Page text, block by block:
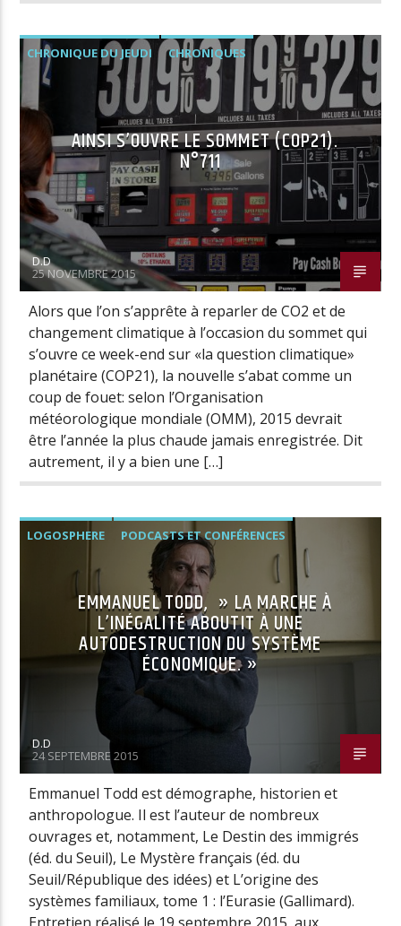
CHRONIQUE DU JEUDI CHRONIQUES
AINSI S’OUVRE LE SOMMET (COP21).
N°711
D.D
25 NOVEMBRE 2015
Alors que l’on s’apprête à reparler de CO2 et de
changement climatique à l’occasion du sommet qui
s’ouvre ce week-end sur «la question climatique»
planétaire (COP21), la nouvelle s’abat comme un
coup de fouet: selon l’Organisation
météorologique mondiale (OMM), 2015 devrait
être l’année la plus chaude jamais enregistrée. Dit
autrement, il y a bien une […]
LOGOSPHERE PODCASTS ET CONFÉRENCES
EMMANUEL TODD, » LA MARCHE À
L’INÉGALITÉ ABOUTIT À UNE
AUTODESTRUCTION DU SYSTÈME
ÉCONOMIQUE. »
D.D
24 SEPTEMBRE 2015
Emmanuel Todd est démographe, historien et
anthropologue. Il est l’auteur de nombreux
ouvrages et, notamment, Le Destin des immigrés
(éd. du Seuil), Le Mystère français (éd. du
Seuil/République des idées) et L’origine des
systèmes familiaux, tome 1 : l’Eurasie (Gallimard).